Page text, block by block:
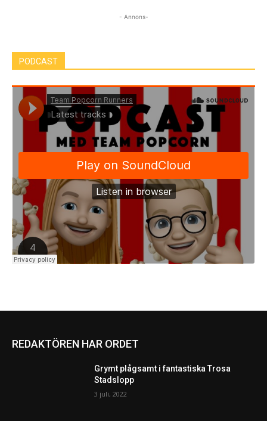
- Annons-
PODCAST
REDAKTÖREN HAR ORDET
Grymt plågsamt i fantastiska Trosa
Stadslopp
3 juli, 2022